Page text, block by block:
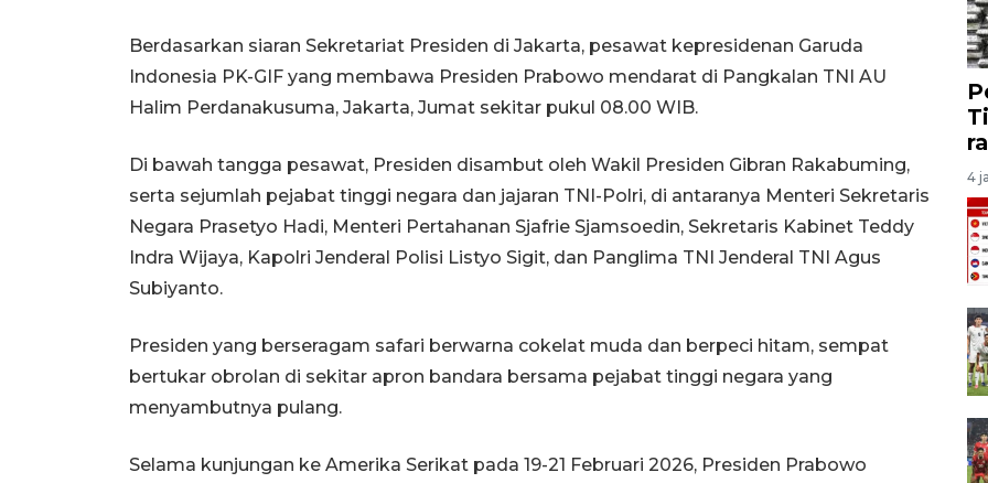
Berdasarkan siaran Sekretariat Presiden di Jakarta, pesawat kepresidenan Garuda
Indonesia PK-GIF yang membawa Presiden Prabowo mendarat di Pangkalan TNI AU
Halim Perdanakusuma, Jakarta, Jumat sekitar pukul 08.00 WIB.
Di bawah tangga pesawat, Presiden disambut oleh Wakil Presiden Gibran Rakabuming,
serta sejumlah pejabat tinggi negara dan jajaran TNI-Polri, di antaranya Menteri Sekretaris
Negara Prasetyo Hadi, Menteri Pertahanan Sjafrie Sjamsoedin, Sekretaris Kabinet Teddy
Indra Wijaya, Kapolri Jenderal Polisi Listyo Sigit, dan Panglima TNI Jenderal TNI Agus
Subiyanto.
Presiden yang berseragam safari berwarna cokelat muda dan berpeci hitam, sempat
bertukar obrolan di sekitar apron bandara bersama pejabat tinggi negara yang
menyambutnya pulang.
Selama kunjungan ke Amerika Serikat pada 19-21 Februari 2026, Presiden Prabowo
4